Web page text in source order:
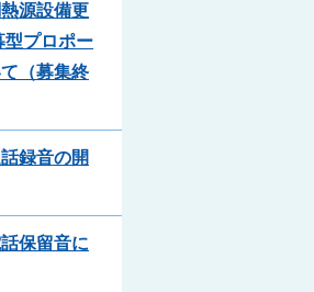
源設備更
型プロポー
（募集終
録音の開
保留音に